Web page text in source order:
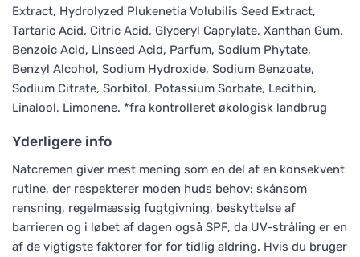
Extract, Hydrolyzed Plukenetia Volubilis Seed Extract,
Tartaric Acid, Citric Acid, Glyceryl Caprylate, Xanthan Gum,
Benzoic Acid, Linseed Acid, Parfum, Sodium Phytate,
Benzyl Alcohol, Sodium Hydroxide, Sodium Benzoate,
Sodium Citrate, Sorbitol, Potassium Sorbate, Lecithin,
Linalool, Limonene. *fra kontrolleret økologisk landbrug
Yderligere info
Natcremen giver mest mening som en del af en konsekvent
rutine, der respekterer moden huds behov: skånsom
rensning, regelmæssig fugtgivning, beskyttelse af
barrieren og i løbet af dagen også SPF, da UV-stråling er en
af de vigtigste faktorer for for tidlig aldring. Hvis du bruger